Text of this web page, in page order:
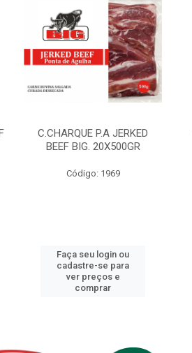
C.CHARQUE P.A JERKED
BEEF BIG. 20X500GR
Código: 1969
Faça seu login ou
cadastre-se para
ver preços e
comprar